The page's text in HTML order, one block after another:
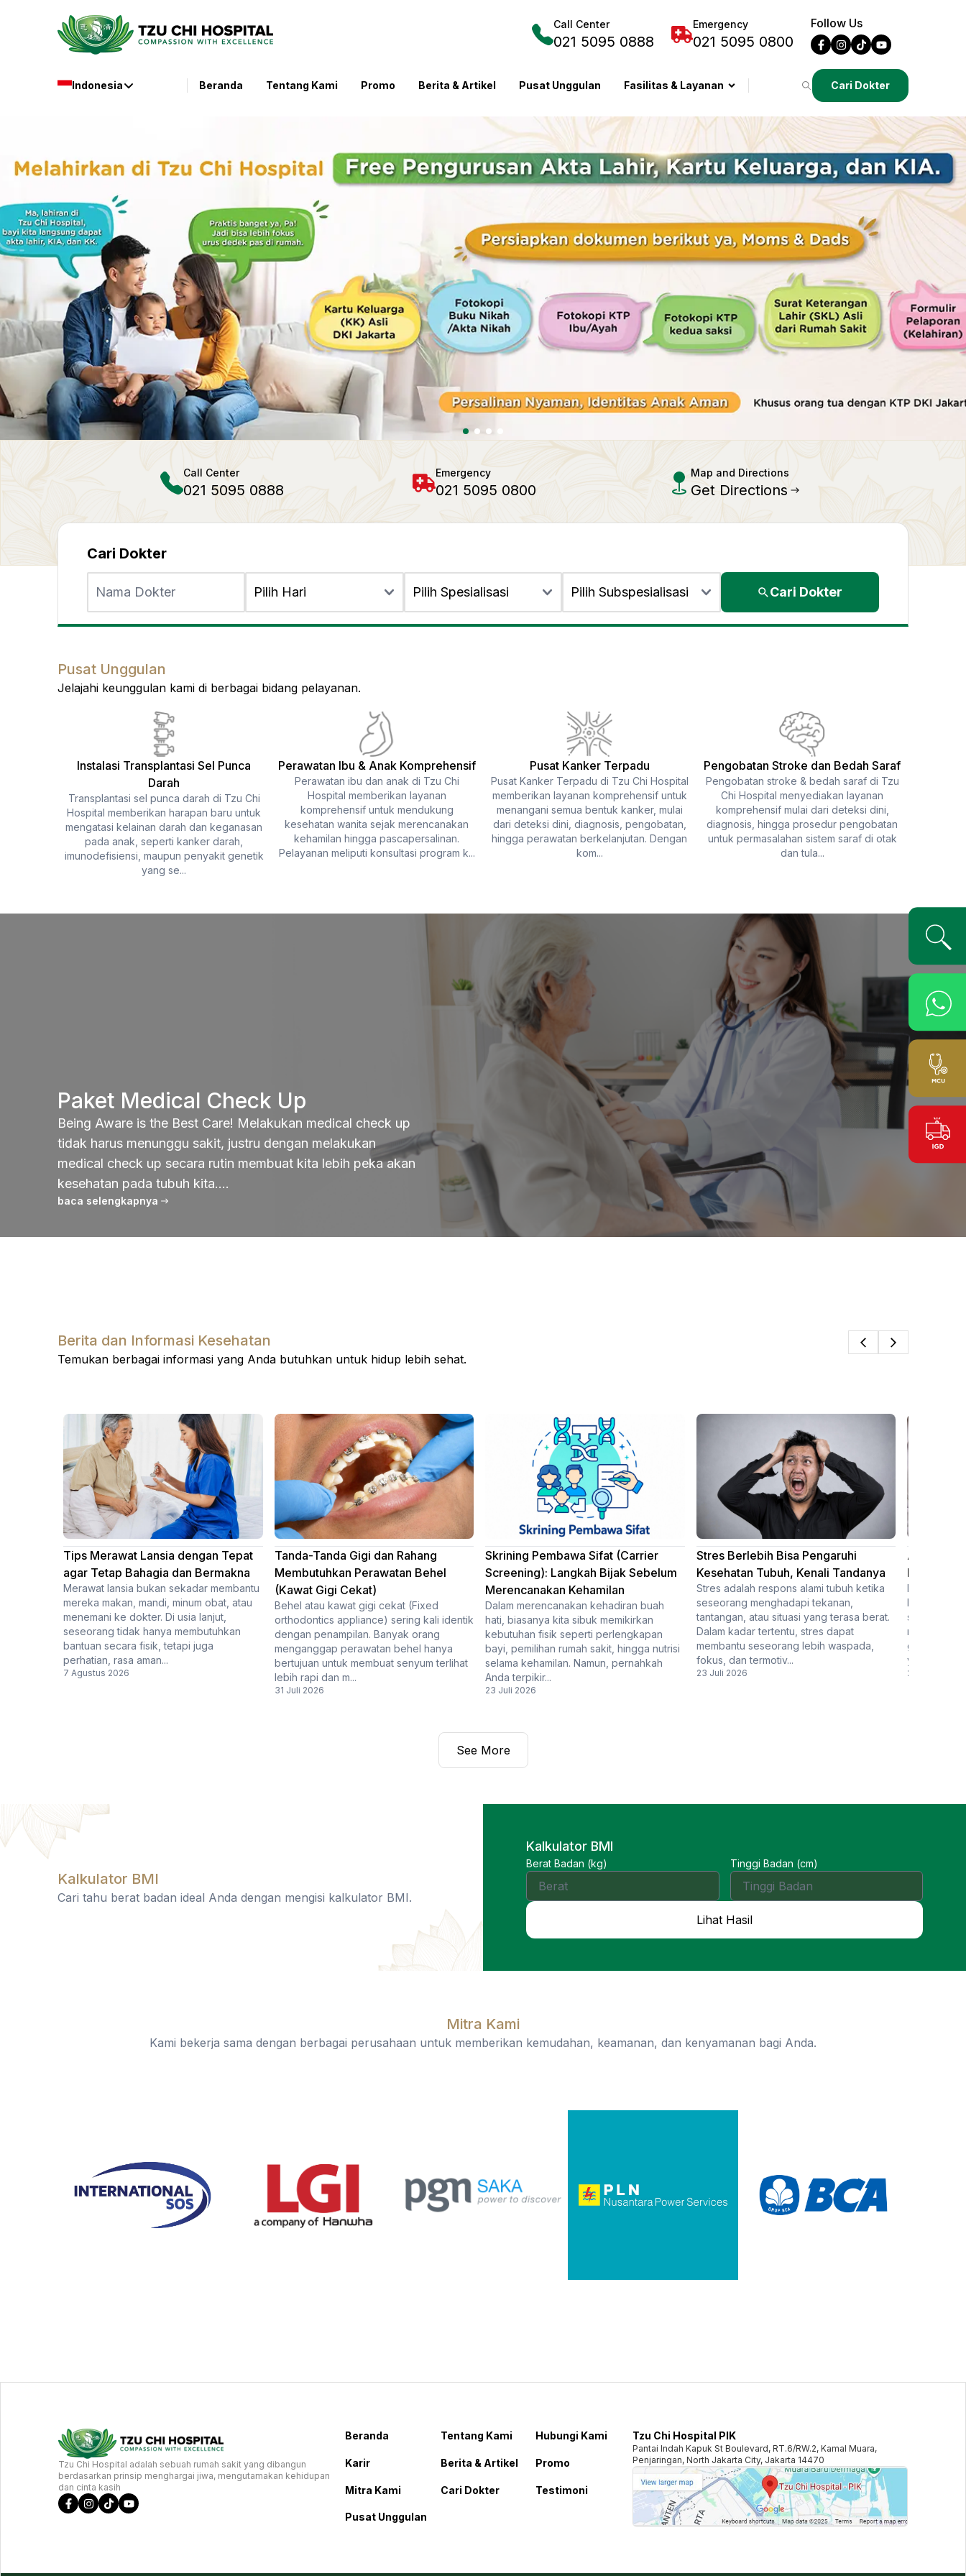
Call Center
021 5095 0888
Emergency
021 5095 0800
Follow Us
Indonesia Beranda Tentang Kami Promo Berita & Artikel Pusat Unggulan Fasilitas & Layanan Cari Dokter
Call Center
021 5095 0888
Emergency
021 5095 0800
Map and Directions
Get Directions
Cari Dokter
Cari Dokter
Pusat Unggulan
Jelajahi keunggulan kami di berbagai bidang pelayanan.
Instalasi Transplantasi Sel Punca
Darah
Transplantasi sel punca darah di Tzu Chi
Hospital memberikan harapan baru untuk
mengatasi kelainan darah dan keganasan
pada anak, seperti kanker darah,
imunodefisiensi, maupun penyakit genetik
yang se...
Perawatan Ibu & Anak Komprehensif
Perawatan ibu dan anak di Tzu Chi
Hospital memberikan layanan
komprehensif untuk mendukung
kesehatan wanita sejak merencanakan
kehamilan hingga pascapersalinan.
Pelayanan meliputi konsultasi program k...
Pusat Kanker Terpadu
Pusat Kanker Terpadu di Tzu Chi Hospital
memberikan layanan komprehensif untuk
menangani semua bentuk kanker, mulai
dari deteksi dini, diagnosis, pengobatan,
hingga perawatan berkelanjutan. Dengan
kom...
Pengobatan Stroke dan Bedah Saraf
Pengobatan stroke & bedah saraf di Tzu
Chi Hospital menyediakan layanan
komprehensif mulai dari deteksi dini,
diagnosis, hingga prosedur pengobatan
untuk permasalahan sistem saraf di otak
dan tula...
Paket Medical Check Up
Being Aware is the Best Care! Melakukan medical check up
tidak harus menunggu sakit, justru dengan melakukan
medical check up secara rutin membuat kita lebih peka akan
kesehatan pada tubuh kita....
baca selengkapnya
Berita dan Informasi Kesehatan
Temukan berbagai informasi yang Anda butuhkan untuk hidup lebih sehat.
Tips Merawat Lansia dengan Tepat
agar Tetap Bahagia dan Bermakna
Merawat lansia bukan sekadar membantu
mereka makan, mandi, minum obat, atau
menemani ke dokter. Di usia lanjut,
seseorang tidak hanya membutuhkan
bantuan secara fisik, tetapi juga
perhatian, rasa aman...
7 Agustus 2026
Tanda-Tanda Gigi dan Rahang
Membutuhkan Perawatan Behel
(Kawat Gigi Cekat)
Behel atau kawat gigi cekat (Fixed
orthodontics appliance) sering kali identik
dengan penampilan. Banyak orang
menganggap perawatan behel hanya
bertujuan untuk membuat senyum terlihat
lebih rapi dan m...
31 Juli 2026
Skrining Pembawa Sifat (Carrier
Screening): Langkah Bijak Sebelum
Merencanakan Kehamilan
Dalam merencanakan kehadiran buah
hati, biasanya kita sibuk memikirkan
kebutuhan fisik seperti perlengkapan
bayi, pemilihan rumah sakit, hingga nutrisi
selama kehamilan. Namun, pernahkah
Anda terpikir...
23 Juli 2026
Stres Berlebih Bisa Pengaruhi
Kesehatan Tubuh, Kenali Tandanya
Stres adalah respons alami tubuh ketika
seseorang menghadapi tekanan,
tantangan, atau situasi yang terasa berat.
Dalam kadar tertentu, stres dapat
membantu seseorang lebih waspada,
fokus, dan termotiv...
23 Juli 2026
Apa Itu
Memahami
kehamilan
sangat
mengetahui
gangguan
yang terjadi
22 Juli 2026
See More
Kalkulator BMI
Cari tahu berat badan ideal Anda dengan mengisi kalkulator BMI.
Kalkulator BMI
Berat Badan (kg) Tinggi Badan (cm)
Lihat Hasil
Mitra Kami
Kami bekerja sama dengan berbagai perusahaan untuk memberikan kemudahan, keamanan, dan kenyamanan bagi Anda.
Tzu Chi Hospital adalah sebuah rumah sakit yang dibangun
berdasarkan prinsip menghargai jiwa, mengutamakan kehidupan
dan cinta kasih
Beranda Tentang Kami Hubungi Kami
Karir Berita & Artikel Promo
Mitra Kami Cari Dokter Testimoni
Pusat Unggulan
Tzu Chi Hospital PIK
Pantai Indah Kapuk St Boulevard, RT.6/RW.2, Kamal Muara,
Penjaringan, North Jakarta City, Jakarta 14470